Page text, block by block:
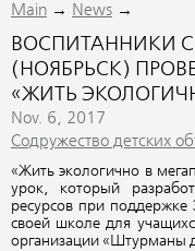
Main → News →
ВОСПИТАННИКИ
(НОЯБРЬСК)
«ЖИТЬ
Nov. 6, 2017
Содружество детских
«Жить экологично в
урок, который
ресурсов при
своей школе для
организации «Штурманы